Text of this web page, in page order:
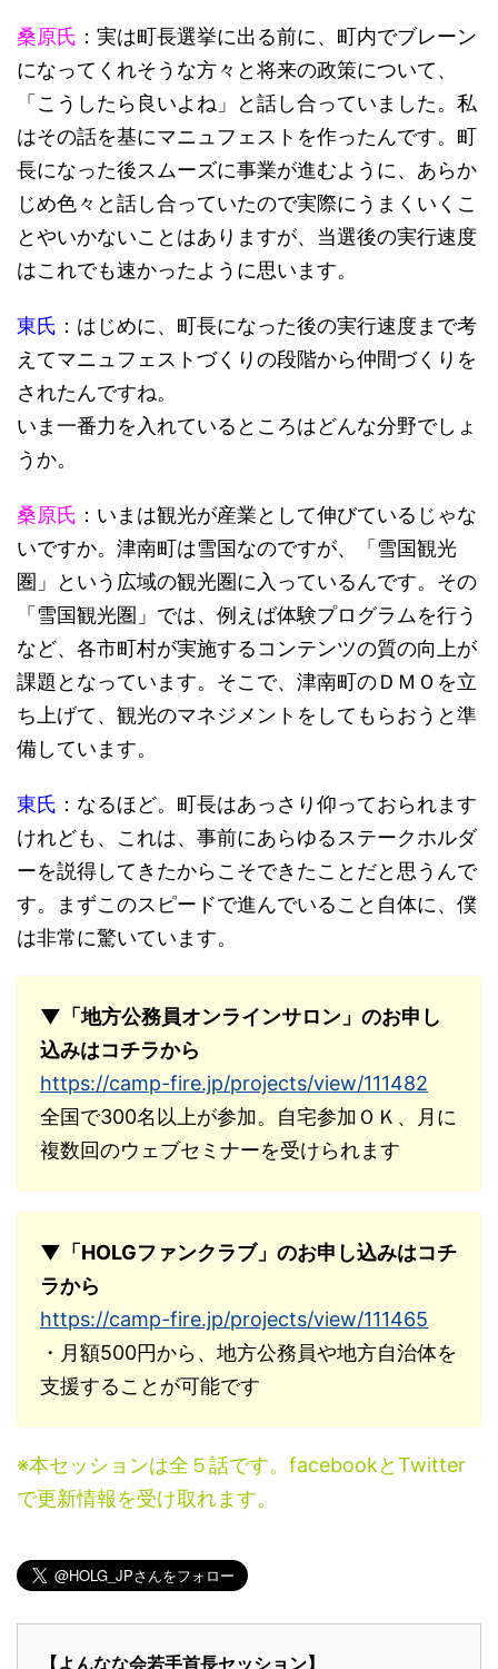
桑原氏 ：実は町長選挙に出る前に、町内でブレーン
になってくれそうな方々と将来の政策について、
「こうしたら良いよね」と話し合っていました。私
はその話を基にマニュフェストを作ったんです。町
長になった後スムーズに事業が進むように、あらか
じめ色々と話し合っていたので実際にうまくいくこ
とやいかないことはありますが、当選後の実行速度
はこれでも速かったように思います。
東氏 ：はじめに、町長になった後の実行速度まで考
えてマニュフェストづくりの段階から仲間づくりを
されたんですね。
いま一番力を入れているところはどんな分野でしょ
うか。
桑原氏 ：いまは観光が産業として伸びているじゃな
いですか。津南町は雪国なのですが、「雪国観光
圏」という広域の観光圏に入っているんです。その
「雪国観光圏」では、例えば体験プログラムを行う
など、各市町村が実施するコンテンツの質の向上が
課題となっています。そこで、津南町のＤＭＯを立
ち上げて、観光のマネジメントをしてもらおうと準
備しています。
東氏 ：なるほど。町長はあっさり仰っておられます
けれども、これは、事前にあらゆるステークホルダ
ーを説得してきたからこそできたことだと思うんで
す。まずこのスピードで進んでいること自体に、僕
は非常に驚いています。
▼「地方公務員オンラインサロン」のお申し
込みはコチラから
https://camp-fire.jp/projects/view/111482
全国で300名以上が参加。自宅参加ＯＫ、月に
複数回のウェブセミナーを受けられます
▼「HOLGファンクラブ」のお申し込みはコチ
ラから
https://camp-fire.jp/projects/view/111465
・月額500円から、地方公務員や地方自治体を
支援することが可能です
※本セッションは全５話です。facebookとTwitter
で更新情報を受け取れます。
【よんなな会若手首長セッション】